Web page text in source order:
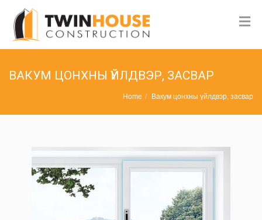
ВАКУМ ЦОНХНЫ ҮЙЛДВЭР, ЗАСВАР
Home Вакум цонхны үйлдвэр, засвар